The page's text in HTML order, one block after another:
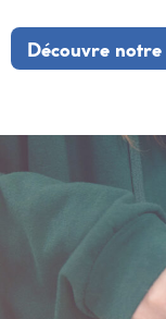
Découvre